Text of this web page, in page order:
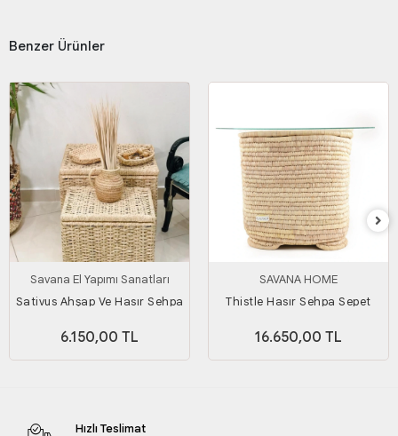
Benzer Ürünler
Savana El Yapımı Sanatları
Sativus Ahşap Ve Hasır Sehpa
SANDIK/DÜZENLEYİCİ/OYUNCAK
SEPETİ) Genişlik 55ve45 Cm
6.150,00 TL
SAVANA HOME
Thistle Hasır Sehpa Sepet
16.650,00 TL
Hızlı Teslimat